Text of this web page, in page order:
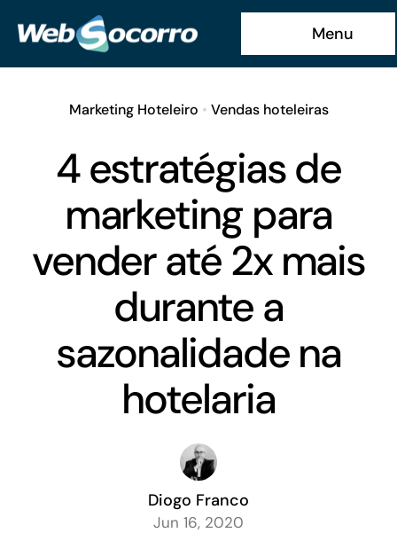
para
o
conteúdo
Menu
Marketing Hoteleiro • Vendas hoteleiras
4 estratégias de
marketing para
vender até 2x mais
durante a
sazonalidade na
hotelaria
Diogo Franco
Jun 16, 2020